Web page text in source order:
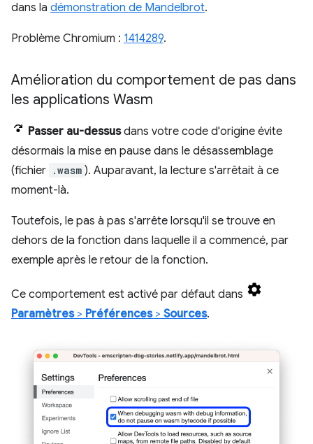
dans la démonstration de Mandelbrot.
Problème Chromium : 1414289.
Amélioration du comportement de pas dans
les applications Wasm
Passer au-dessusdans votre code d'origine évite
désormais la mise en pause dans le désassemblage
(fichier .wasm ). Auparavant, la lecture s'arrêtait à ce
moment-là.
Toutefois, le pas à pas s'arrête lorsqu'il se trouve en
dehors de la fonction dans laquelle il a commencé, par
exemple après le retour de la fonction.
Ce comportement est activé par défaut dans
Paramètres> Préférences> Sources.